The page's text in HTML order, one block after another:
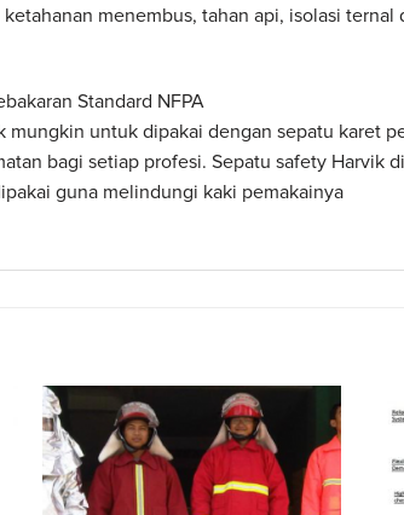
menembus, tahan api, isolasi
Standard NFPA
mungkin untuk dipakai dengan sepatu karet
bagi setiap profesi. Sepatu safety Harvik
guna melindungi kaki pemakainya